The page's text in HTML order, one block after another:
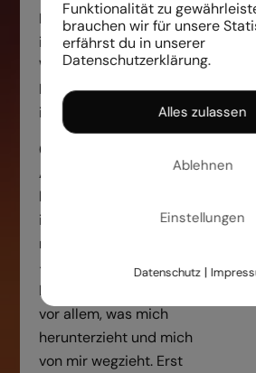
Lachen bringen – und
ich tue sie auf meine
Weise und in meinem
Rhytmus. Heute nenne
ich das „Einfachheit“.
6. Selbstliebe
Als ich mich selbst zu
lieben begann, befreite
ich mich von allem, was
nicht gesund ist für mich
– Nahrung, Menschen,
Dinge, Situationen – und
vor allem, was mich
herunterzieht und mich
von mir wegzieht. Erst
Funktionalität zu
brauchen wir für unsere
erfährst du in unserer
Datenschutzerklärung.
Alles zulassen
Ablehnen
Einstellungen
Datenschutz|